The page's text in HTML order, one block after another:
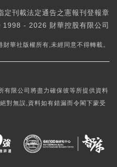
定刊載法定通告之憲報刊登報章
- 2026 財華控股有限公司
財華社版權所有,未經同意不得轉載。
有限公司將盡力確保彼等所提供資料
對無誤,資料如有錯漏而令閣下蒙受